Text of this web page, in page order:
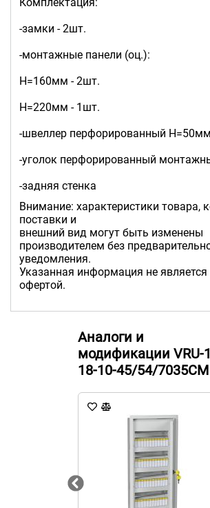
-замки - 2шт.
-монтажные панели (оц.):
Н=160мм - 2шт.
Н=220мм - 1шт.
-швеллер перфорированный
-уголок перфорированный
-задняя стенка
Внимание: характеристики товара,
поставки и
внешний вид могут быть изменены
производителем без
уведомления.
Указанная информация не является
офертой.
Аналоги и
модификации VRU-
18-10-45/54/7035CM